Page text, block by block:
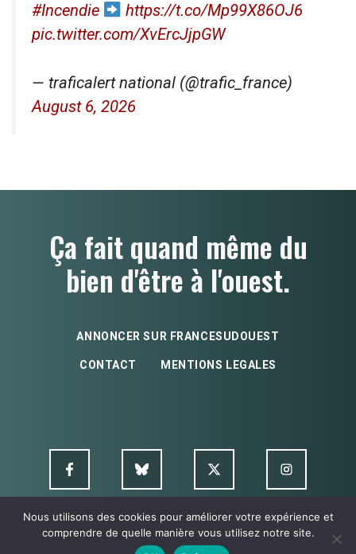
#Incendie
https://t.co/Mp99X86OJ6
pic.twitter.com/XvErcJjpGW
— traficalert national (@trafic_france)
August 6, 2026
Ça fait quand même du
bien d'être à l'ouest.
ANNONCER SUR FRANCESUDOUEST
CONTACT MENTIONS LEGALES
© FSO MultimediA - 2026
Nous utilisons des cookies pour améliorer votre expérience et
comprendre de quelle manière vous utilisez notre site.